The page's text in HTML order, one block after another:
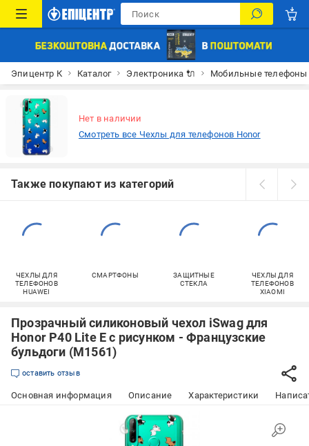
Эпицентр К Каталог Электроника 🔌 Мобильные телефоны
Нет в наличии
Смотреть все Чехлы для телефонов Honor
Также покупают из категорий
ЧЕХЛЫ ДЛЯ
ТЕЛЕФОНОВ
HUAWEI
СМАРТФОНЫ
ЗАЩИТНЫЕ
СТЕКЛА
ЧЕХЛЫ ДЛЯ
ТЕЛЕФОНОВ
XIAOMI
Прозрачный силиконовый чехол iSwag для
Honor P40 Lite E с рисунком - Французские
бульдоги (M1561)
оставить отзыв
Основная информация Описание Характеристики